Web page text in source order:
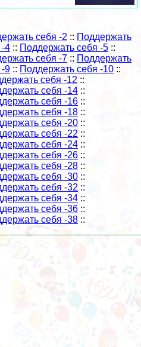
себя -2 :: Поддержать
-4 :: Поддержать себя -5 ::
себя -7 :: Поддержать
-9 :: Поддержать себя -10 ::
себя -12 ::
себя -14 ::
себя -16 ::
себя -18 ::
себя -20 ::
себя -22 ::
себя -24 ::
себя -26 ::
себя -28 ::
себя -30 ::
себя -32 ::
себя -34 ::
себя -36 ::
себя -38 ::